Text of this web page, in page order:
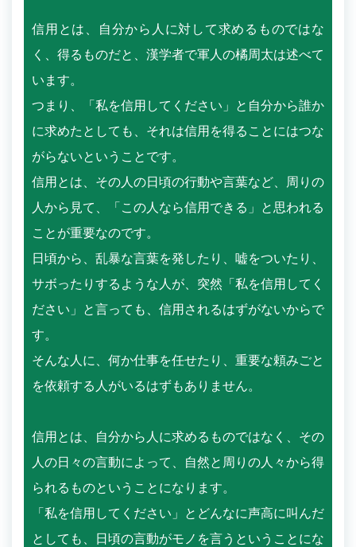
信用とは、自分から人に対して求めるものではな
く、得るものだと、漢学者で軍人の橘周太は述べて
います。
つまり、「私を信用してください」と自分から誰か
に求めたとしても、それは信用を得ることにはつな
がらないということです。
信用とは、その人の日頃の行動や言葉など、周りの
人から見て、「この人なら信用できる」と思われる
ことが重要なのです。
日頃から、乱暴な言葉を発したり、嘘をついたり、
サボったりするような人が、突然「私を信用してく
ださい」と言っても、信用されるはずがないからで
す。
そんな人に、何か仕事を任せたり、重要な頼みごと
を依頼する人がいるはずもありません。
信用とは、自分から人に求めるものではなく、その
人の日々の言動によって、自然と周りの人々から得
られるものということになります。
「私を信用してください」とどんなに声高に叫んだ
としても、日頃の言動がモノを言うということにな